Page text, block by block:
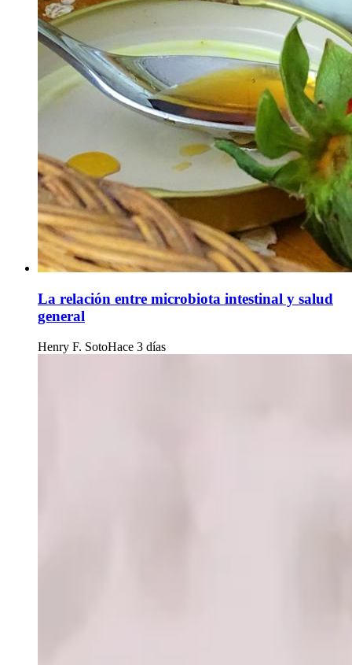
La relación entre microbiota intestinal y salud
general
Henry F. SotoHace 3 días